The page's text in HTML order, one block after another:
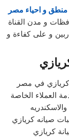
و احياء مصر
و مدن القناة
و على كفاءة و
كريازي في مصر
العملاء الخاصة
صيانه كريازي
كريازي